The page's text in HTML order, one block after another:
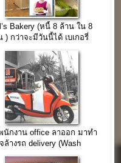
Bakery (หนี้ 8 ล้าน ใน 8
) กว่าจะมีวันนี้ได้ เบเกอรี่
นักงาน office ลาออก มาทำ
ล้างรถ delivery (Wash